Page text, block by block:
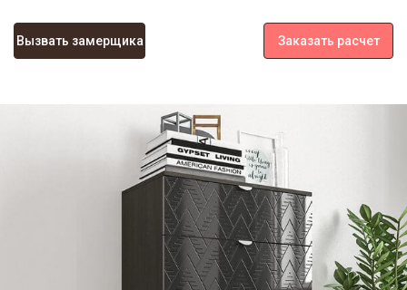
Заказать расчет
Вызвать замерщика